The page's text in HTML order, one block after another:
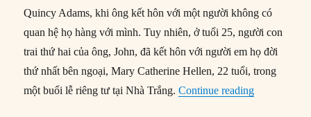
Quincy Adams, khi ông kết hôn với một người không có
quan hệ họ hàng với mình. Tuy nhiên, ở tuổi 25, người con
trai thứ hai của ông, John, đã kết hôn với người em họ đời
thứ nhất bên ngoại, Mary Catherine Hellen, 22 tuổi, trong
một buổi lễ riêng tư tại Nhà Trắng.Continue reading“25/02/